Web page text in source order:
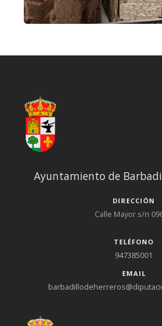
Ayuntamiento de
DIRECCIÓN
Calle Mayor s/n
TELÉFONO
947385001
EMAIL